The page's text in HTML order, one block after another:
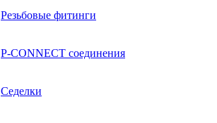
Резьбовые фитинги
P-CONNECT соединения
Седелки